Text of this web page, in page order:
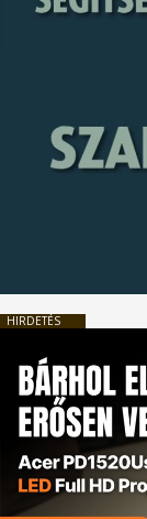
HIRDETÉS